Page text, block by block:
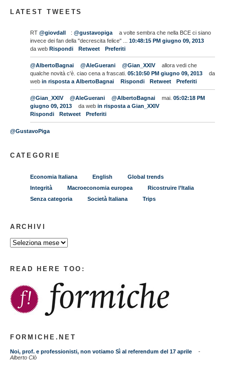
LATEST TWEETS
RT @giovdall : @gustavopiga
a volte sembra che nella BCE ci siano
invece dei fan della "decrescita felice" ...
10:48:15 PM giugno 09, 2013
da web Rispondi Retweet Preferiti
@AlbertoBagnai @AleGuerani @Gian_XXIV
allora vedi che
qualche novità c'è. ciao cena a frascati. 05:10:50 PM giugno 09, 2013
da
web in risposta a AlbertoBagnai Rispondi Retweet Preferiti
@Gian_XXIV @AleGuerani @AlbertoBagnai mai. 05:02:18 PM
giugno 09, 2013
da web in risposta a Gian_XXIV
Rispondi
Retweet Preferiti
@GustavoPiga
CATEGORIE
Economia Italiana English
Global trends
Integrità
Macroeconomia europea
Ricostruire l’Italia
Senza categoria
Società Italiana Trips
ARCHIVI
READ HERE TOO:
FORMICHE.NET
Noi, prof. e professionisti, non votiamo Sì al referendum del 17 aprile
-
Alberto Clò